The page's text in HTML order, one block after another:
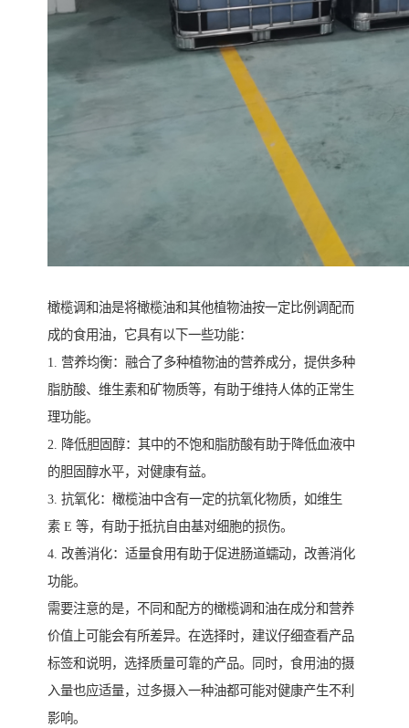
橄榄调和油是将橄榄油和其他植物油按一定比例调配而
成的食用油，它具有以下一些功能：
1. 营养均衡：融合了多种植物油的营养成分，提供多种
脂肪酸、维生素和矿物质等，有助于维持人体的正常生
理功能。
2. 降低胆固醇：其中的不饱和脂肪酸有助于降低血液中
的胆固醇水平，对健康有益。
3. 抗氧化：橄榄油中含有一定的抗氧化物质，如维生
素 E 等，有助于抵抗自由基对细胞的损伤。
4. 改善消化：适量食用有助于促进肠道蠕动，改善消化
功能。
需要注意的是，不同和配方的橄榄调和油在成分和营养
价值上可能会有所差异。在选择时，建议仔细查看产品
标签和说明，选择质量可靠的产品。同时，食用油的摄
入量也应适量，过多摄入一种油都可能对健康产生不利
影响。